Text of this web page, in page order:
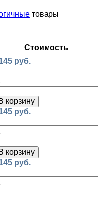
товары
Стоимость
руб.
В корзину
руб.
В корзину
руб.